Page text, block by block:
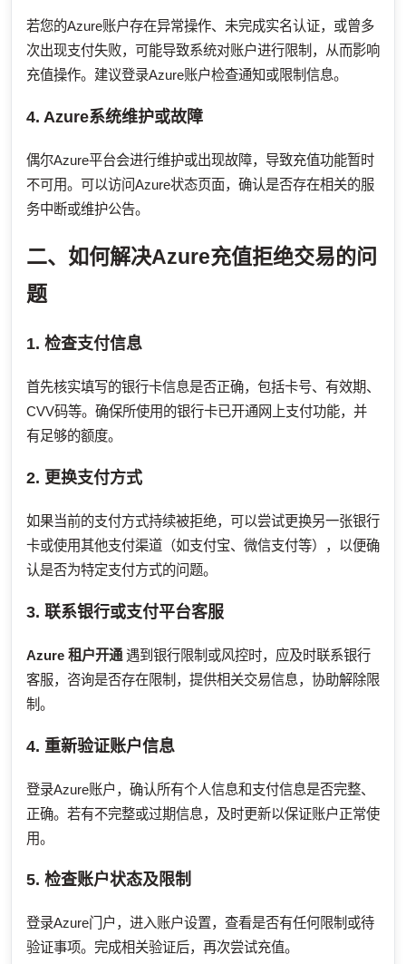
若您的Azure账户存在异常操作、未完成实名认证，或曾多
次出现支付失败，可能导致系统对账户进行限制，从而影响
充值操作。建议登录Azure账户检查通知或限制信息。
4. Azure系统维护或故障
偶尔Azure平台会进行维护或出现故障，导致充值功能暂时
不可用。可以访问Azure状态页面，确认是否存在相关的服
务中断或维护公告。
二、如何解决Azure充值拒绝交易的问
题
1. 检查支付信息
首先核实填写的银行卡信息是否正确，包括卡号、有效期、
CVV码等。确保所使用的银行卡已开通网上支付功能，并
有足够的额度。
2. 更换支付方式
如果当前的支付方式持续被拒绝，可以尝试更换另一张银行
卡或使用其他支付渠道（如支付宝、微信支付等），以便确
认是否为特定支付方式的问题。
3. 联系银行或支付平台客服
Azure 租户开通 遇到银行限制或风控时，应及时联系银行
客服，咨询是否存在限制，提供相关交易信息，协助解除限
制。
4. 重新验证账户信息
登录Azure账户，确认所有个人信息和支付信息是否完整、
正确。若有不完整或过期信息，及时更新以保证账户正常使
用。
5. 检查账户状态及限制
登录Azure门户，进入账户设置，查看是否有任何限制或待
验证事项。完成相关验证后，再次尝试充值。